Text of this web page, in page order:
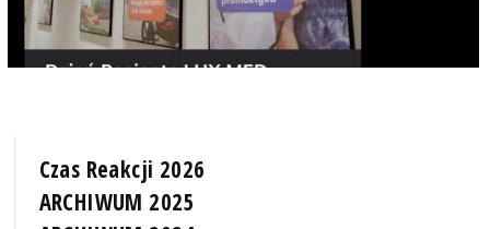
Czas Reakcji 2026
ARCHIWUM 2025